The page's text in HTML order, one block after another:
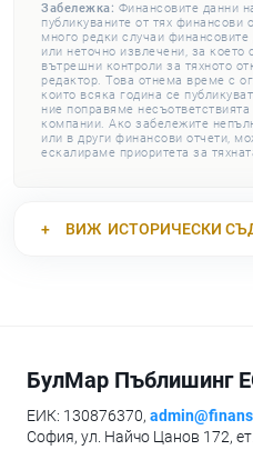
Забележка: Финансовите данни
публикуваните от тях финансови
много редки случаи
или неточно извлечени, за
вътрешни контроли за тяхното
редактор. Това отнема време с
които всяка година се
ние поправяме
компании. Ако забележите
или в други финансови отчети,
ескалираме приоритета за
ВИЖ ИСТОРИЧЕСКИ
БулМар Пъблишинг
ЕИК: 130876370,
София, ул. Найчо Цанов 172,